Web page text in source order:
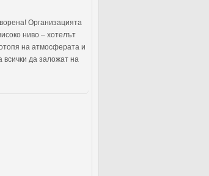
Организацията
ниво – хотелът
на атмосферата и
да заложат на